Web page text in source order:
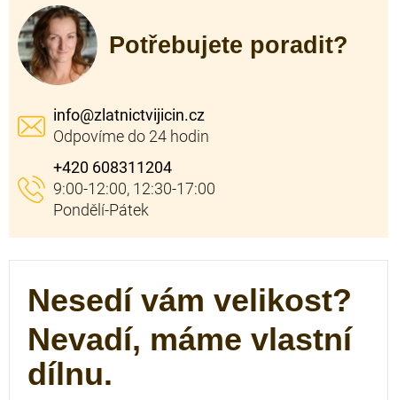
Potřebujete poradit?
info@zlatnictvijicin.cz
+420 608311204
Nesedí vám velikost?
Nevadí, máme vlastní
dílnu.